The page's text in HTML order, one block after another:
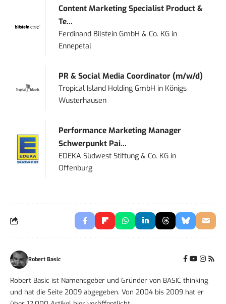
Content Marketing Specialist Product &
Te...
Ferdinand Bilstein GmbH & Co. KG in
Ennepetal
PR & Social Media Coordinator (m/w/d)
Tropical Island Holding GmbH in Königs
Wusterhausen
Performance Marketing Manager
Schwerpunkt Pai...
EDEKA Südwest Stiftung & Co. KG in
Offenburg
Robert Basic
Robert Basic ist Namensgeber und Gründer von BASIC thinking
und hat die Seite 2009 abgegeben. Von 2004 bis 2009 hat er